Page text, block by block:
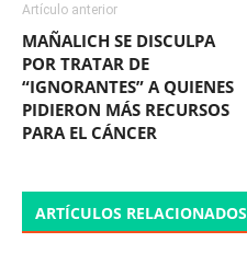
Artículo anterior
MAÑALICH SE DISCULPA
POR TRATAR DE
“IGNORANTES” A QUIENES
PIDIERON MÁS RECURSOS
PARA EL CÁNCER
ARTÍCULOS RELACIONADOS